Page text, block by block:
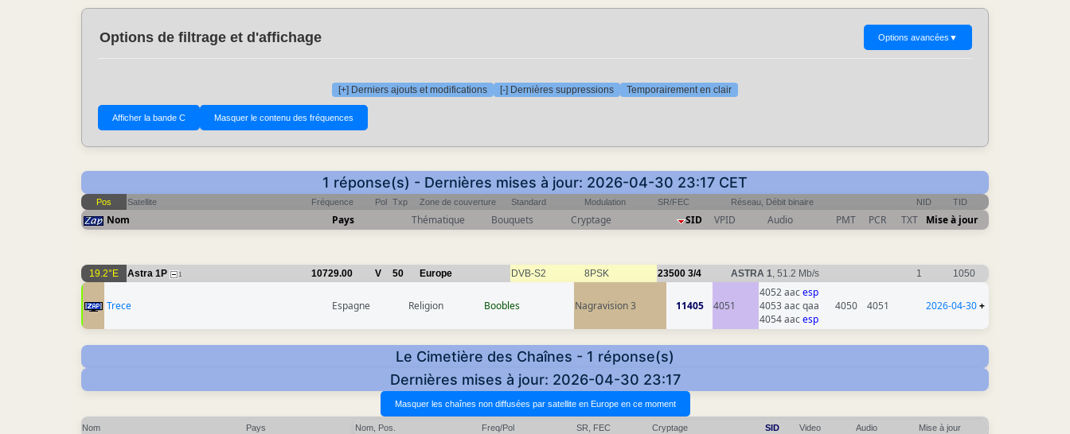
Options de filtrage et d'affichage Options avancées ▼
[+] Derniers ajouts et modifications [-] Dernières suppressions Temporairement en clair
1 réponse(s) - Dernières mises à jour: 2026-04-30 23:17 CET
Pos Satellite Fréquence Pol Txp Zone de couverture Standard Modulation SR/FEC Réseau, Débit binaire NID TID
Nom Pays Thématique Bouquets Cryptage SID VPID Audio PMT PCR TXT Mise à jour
19.2°E Astra 1P 1 10729.00 V 50 Europe DVB-S2 8PSK 23500 3/4 ASTRA 1, 51.2 Mb/s 1 1050
Trece Espagne Religion Boobles Nagravision 3 11405 4051
4052 aacesp
4053 aac qaa
4054 aacesp
4050 4051 2026-04-30+
Le Cimetière des Chaînes - 1 réponse(s)
Dernières mises à jour: 2026-04-30 23:17
Nom Pays Nom, Pos. Freq/Pol SR, FEC Cryptage SID Video Audio Mise à jour